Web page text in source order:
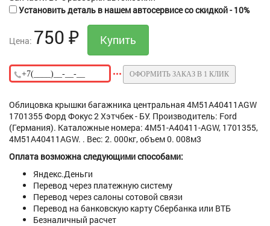
Установить деталь в нашем автосервисе со скидкой - 10%
Цена: 750 ₽
ОФОРМИТЬ ЗАКАЗ В 1 КЛИК
Облицовка крышки багажника центральная 4M51A40411AGW
1701355 Форд Фокус 2 Хэтчбек - БУ. Производитель: Ford
(Германия). Каталожные номера: 4M51-A40411-AGW, 1701355,
4M51A40411AGW. . Вес: 2. 000кг, объем 0. 008м3
Оплата возможна следующими способами:
Яндекс.Деньги
Перевод через платежную систему
Перевод через салоны сотовой связи
Перевод на банковскую карту Сбербанка или ВТБ
Безналичный расчет